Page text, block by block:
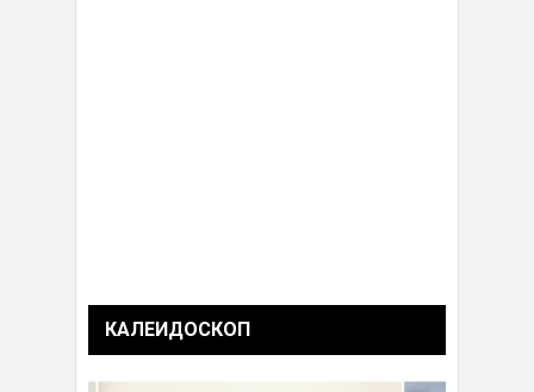
КАЛЕИДОСКОП